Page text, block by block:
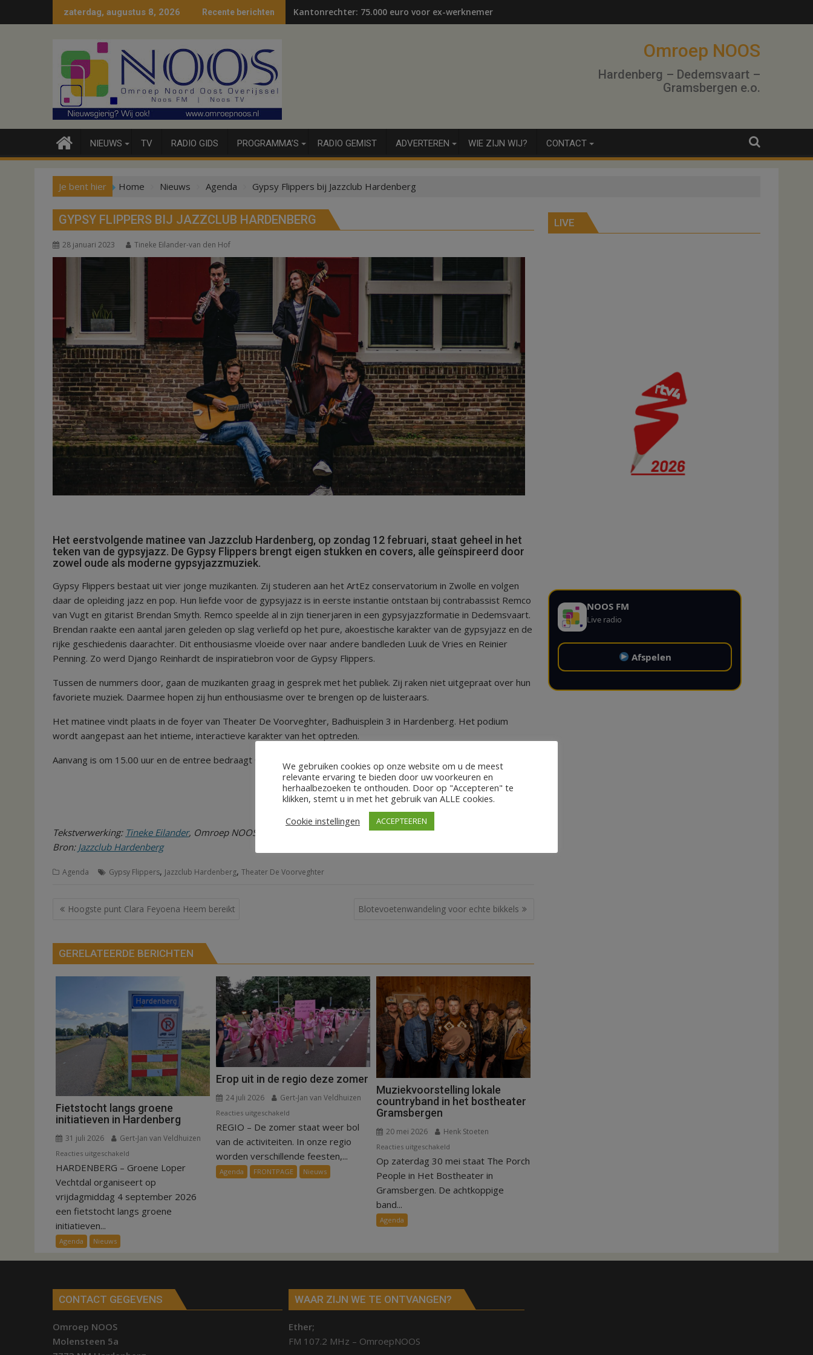
naar
zaterdag, augustus 8, 2026 Recente berichten Kantonrechter: 75.000 euro voor ex-werknemers
Omroep NOOS
Hardenberg – Dedemsvaart –
Gramsbergen e.o.
NIEUWS TV RADIO GIDS PROGRAMMA’S RADIO GEMIST ADVERTEREN WIE ZIJN WIJ? CONTACT
Je bent hier Home Nieuws Agenda Gypsy Flippers bij Jazzclub Hardenberg
GYPSY FLIPPERS BIJ JAZZCLUB HARDENBERG
28 januari 2023 Tineke Eilander-van den Hof
Het eerstvolgende matinee van Jazzclub Hardenberg, op zondag 12 februari, staat geheel in het
teken van de gypsyjazz. De Gypsy Flippers brengt eigen stukken en covers, alle geïnspireerd door
zowel oude als moderne gypsyjazzmuziek.
Gypsy Flippers bestaat uit vier jonge muzikanten. Zij studeren aan het ArtEz conservatorium in Zwolle en volgen
daar de opleiding jazz en pop. Hun liefde voor de gypsyjazz is in eerste instantie ontstaan bij contrabassist Remco
van Vugt en gitarist Brendan Smyth. Remco speelde al in zijn tienerjaren in een gypsyjazzformatie in Dedemsvaart.
Brendan raakte een aantal jaren geleden op slag verliefd op het pure, akoestische karakter van de gypsyjazz en de
rijke geschiedenis daarachter. Dit enthousiasme vloeide over naar andere bandleden Luuk de Vries en Reinier
Penning. Zo werd Django Reinhardt de inspiratiebron voor de Gypsy Flippers.
Tussen de nummers door, gaan de muzikanten graag in gesprek met het publiek. Zij raken niet uitgepraat over hun
favoriete muziek. Daarmee hopen zij hun enthousiasme over te brengen op de luisteraars.
Het matinee vindt plaats in de foyer van Theater De Voorveghter, Badhuisplein 3 in Hardenberg. Het podium
wordt aangepast aan het intieme, interactieve karakter van het optreden.
Aanvang is om 15.00 uur en de entree bedraagt € 10,-.
Tekstverwerking: Tineke Eilander, Omroep NOOS
Bron: Jazzclub Hardenberg
Agenda Gypsy Flippers, Jazzclub Hardenberg, Theater De Voorveghter
Bericht
Hoogste punt Clara Feyoena Heem bereikt Blotevoetenwandeling voor echte bikkels
GERELATEERDE BERICHTEN
Fietstocht langs groene
initiatieven in Hardenberg
31 juli 2026 Gert-Jan van Veldhuizen
Reacties uitgeschakeld
Fietstocht
langs
groene
in
HARDENBERG – Groene Loper
Vechtdal organiseert op
vrijdagmiddag 4 september 2026
een fietstocht langs groene
initiatieven...
Agenda Nieuws
Erop uit in de regio deze zomer
24 juli 2026 Gert-Jan van Veldhuizen
Reacties uitgeschakeld
Erop
uit
de
regio
REGIO – De zomer staat weer bol
van de activiteiten. In onze regio
worden verschillende feesten,...
Agenda FRONTPAGE Nieuws
Muziekvoorstelling lokale
countryband in het bostheater
Gramsbergen
20 mei 2026 Henk Stoeten
Reacties uitgeschakeld
Muziekvoorstelling
lokale
countryband
Op zaterdag 30 mei staat The Porch
People in Het Bostheater in
Gramsbergen. De achtkoppige
band...
Agenda
LIVE
NOOS FM
Live radio
Afspelen
CONTACT GEGEVENS
Omroep NOOS
Molensteen 5a
WAAR ZIJN WE TE ONTVANGEN?
Ether;
FM 107.2 MHz – OmroepNOOS
We gebruiken cookies op onze website om u de meest
relevante ervaring te bieden door uw voorkeuren en
herhaalbezoeken te onthouden. Door op "Accepteren" te
klikken, stemt u in met het gebruik van ALLE cookies.
Cookie instellingen
ACCEPTEEREN